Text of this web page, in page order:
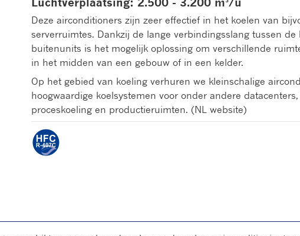
Deze airconditioners zijn zeer effectief in het koelen van
serverruimtes. Dankzij de lange verbindingsslang tussen de
buitenunits is het mogelijk oplossing om verschillende
in het midden van een gebouw of in een kelder.
Op het gebied van koeling verhuren we kleinschalige
hoogwaardige koelsystemen voor onder andere
proceskoeling en productieruimten. (NL website)